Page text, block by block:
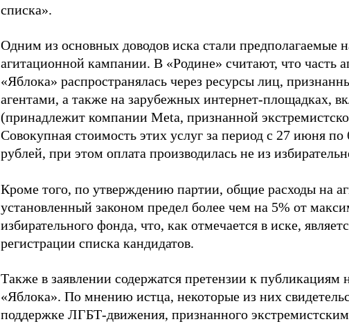
списка».
Одним из основных доводов иска стали предполагаемые
агитационной кампании. В «Родине» считают, что часть
«Яблока» распространялась через ресурсы лиц,
агентами, а также на зарубежных интернет-площадках,
(принадлежит компании Meta, признанной
Совокупная стоимость этих услуг за период с 27 июня
рублей, при этом оплата производилась не из
Кроме того, по утверждению партии, общие расходы на
установленный законом предел более чем на 5% от
избирательного фонда, что, как отмечается в иске,
регистрации списка кандидатов.
Также в заявлении содержатся претензии к публикациям
«Яблока». По мнению истца, некоторые из них
поддержке ЛГБТ-движения, признанного